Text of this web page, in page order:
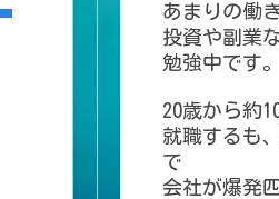
あまりの働
投資や副業
勉強中です。
20歳から約
就職するも
で
会社が爆発